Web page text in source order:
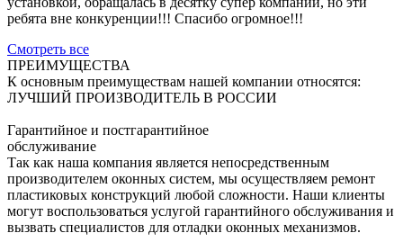
ребята вне конкуренции!!! Спасибо огромное!!!
Смотреть все
ПРЕИМУЩЕСТВА
К основным преимуществам нашей компании относятся:
ЛУЧШИЙ ПРОИЗВОДИТЕЛЬ В РОССИИ
Гарантийное и постгарантийное
обслуживание
Так как наша компания является непосредственным
производителем оконных систем, мы осуществляем ремонт
пластиковых конструкций любой сложности. Наши клиенты
могут воспользоваться услугой гарантийного обслуживания и
вызвать специалистов для отладки оконных механизмов.